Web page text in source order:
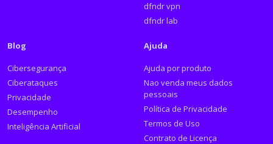
dfndr vpn
dfndr lab
Blog
Cibersegurança
Ciberataques
Privacidade
Desempenho
Inteligência Artificial
Ajuda
Ajuda por produto
Nao venda meus dados
pessoais
Política de Privacidade
Termos de Uso
Contrato de Licença